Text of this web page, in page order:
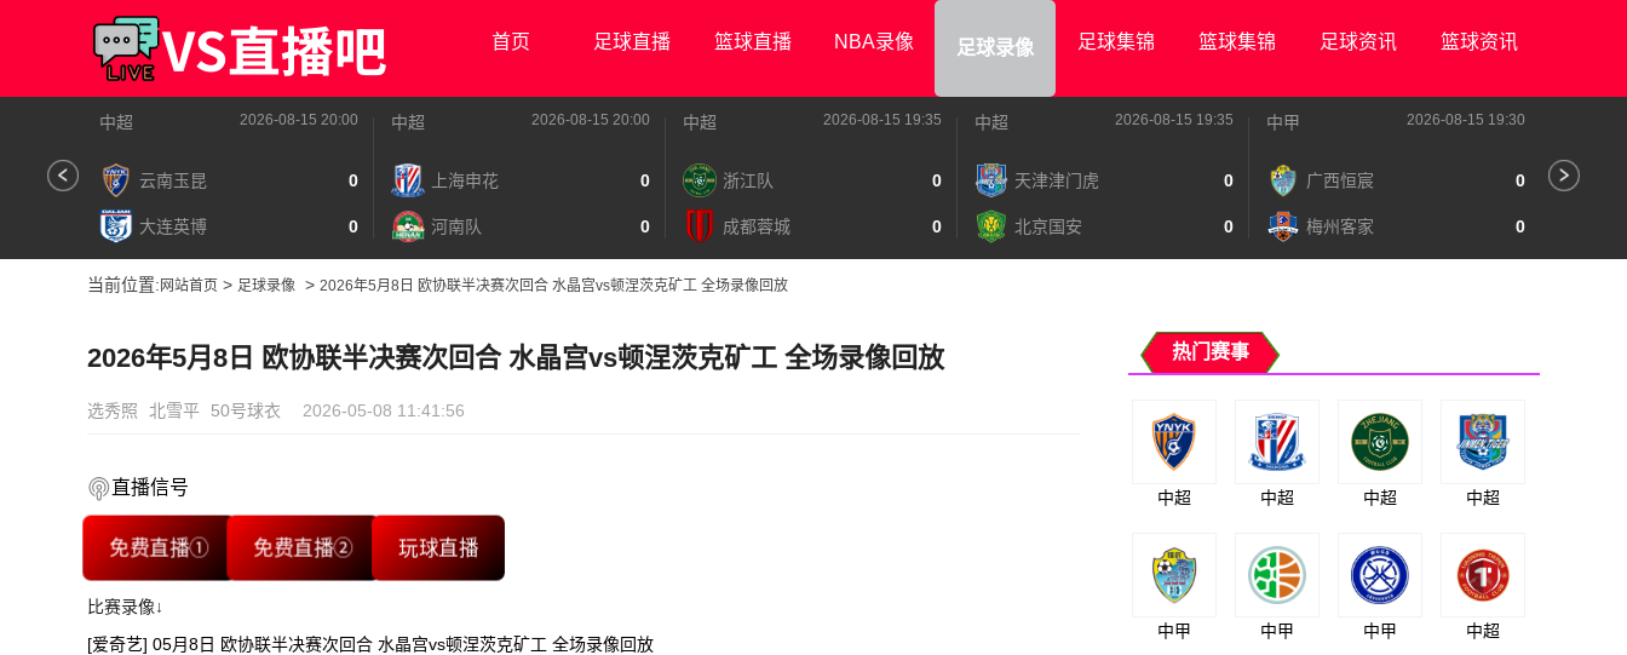
首页 足球直播 篮球直播 NBA录像 足球录像 足球集锦 篮球集锦 足球资讯 篮球资讯
中超 2026-08-15 20:00
云南玉昆 0
大连英博 0
中超 2026-08-15 20:00
上海申花 0
河南队 0
中超 2026-08-15 19:35
浙江队 0
成都蓉城 0
中超 2026-08-15 19:35
天津津门虎 0
北京国安 0
中甲 2026-08-15 19:30
广西恒宸 0
梅州客家 0
当前位置: 网站首页 > 足球录像 > 2026年5月8日 欧协联半决赛次回合 水晶宫vs顿涅茨克矿工 全场录像回放
2026年5月8日 欧协联半决赛次回合 水晶宫vs顿涅茨克矿工 全场录像回放
选秀照 北雪平 50号球衣 2026-05-08 11:41:56
直播信号
免费直播① 免费直播② 玩球直播
比赛录像↓
[爱奇艺] 05月8日 欧协联半决赛次回合 水晶宫vs顿涅茨克矿工 全场录像回放
热门赛事
中超 中超 中超 中超
中甲 中甲 中甲 中超